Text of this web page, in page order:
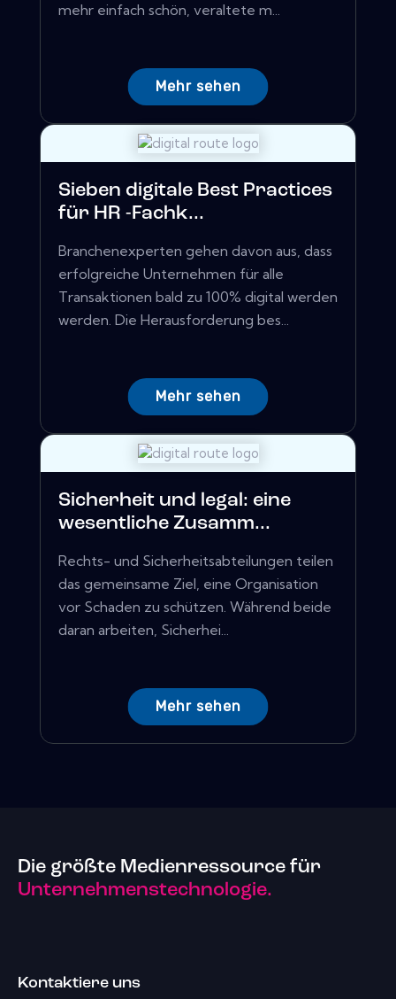
mehr einfach schön, veraltete m...
Mehr sehen
Sieben digitale Best Practices
für HR -Fachk...
Branchenexperten gehen davon aus, dass
erfolgreiche Unternehmen für alle
Transaktionen bald zu 100% digital werden
werden. Die Herausforderung bes...
Mehr sehen
Sicherheit und legal: eine
wesentliche Zusamm...
Rechts- und Sicherheitsabteilungen teilen
das gemeinsame Ziel, eine Organisation
vor Schaden zu schützen. Während beide
daran arbeiten, Sicherhei...
Mehr sehen
Die größte Medienressource für
Unternehmenstechnologie.
Kontaktiere uns